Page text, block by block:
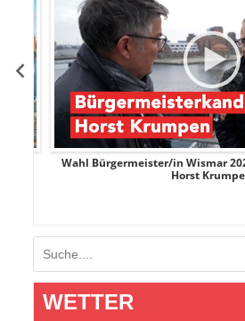
Wahl Bürgermeister/in Wismar
Horst Krumpen
Suchen
WETTER